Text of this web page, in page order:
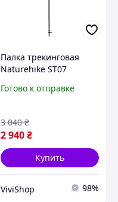
Палка трекинговая
Naturehike ST07
бордовая легкая
пеших походов в горы
Готово к отправке
2 940₴
3 040 ₴
Купить
ViviShop 98%